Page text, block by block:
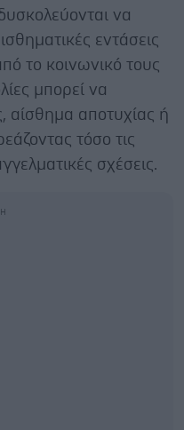
να
εντάσεις
το κοινωνικό τους
μπορεί να
αίσθημα αποτυχίας ή
τόσο τις
σχέσεις.